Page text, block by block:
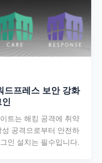
드프레스 보안 강화
트는 해킹 공격에 취약
공격으로부터 안전하
인 설치는 필수입니다.